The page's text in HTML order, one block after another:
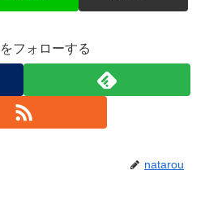
フォローする
natarou